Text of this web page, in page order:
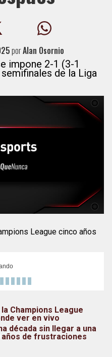
porAlan Osornio
impone 2-1 (3-1
de la Liga
League cinco años
Champions League
ver en vivo
década sin llegar a una
años de frustraciones